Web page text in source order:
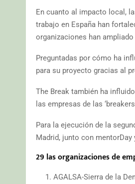
En cuanto al impacto local,
trabajo en España han
organizaciones han
Preguntadas por cómo ha
para su proyecto gracias al
The Break también ha
las empresas de las
Para la ejecución de la
Madrid, junto con
29 las organizaciones de
AGALSA-Sierra de la